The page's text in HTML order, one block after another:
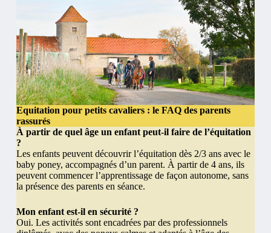
Equitation pour petits cavaliers : le FAQ des parents
rassurés
À partir de quel âge un enfant peut-il faire de l’équitation
?
Les enfants peuvent découvrir l’équitation dès 2/3 ans avec le
baby poney, accompagnés d’un parent. À partir de 4 ans, ils
peuvent commencer l’apprentissage de façon autonome, sans
la présence des parents en séance.
Mon enfant est-il en sécurité ?
Oui. Les activités sont encadrées par des professionnels